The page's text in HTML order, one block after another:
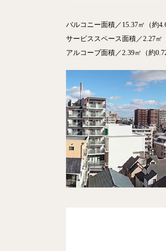
バルコニー面積／15.37㎡（約
サービススペース面積／2.27㎡
アルコーブ面積／2.39㎡（約